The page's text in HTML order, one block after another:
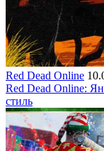
Red Dead Online
Red Dead Online:
стиль